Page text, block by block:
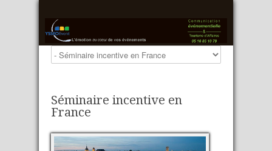
Séminaire incentive en
France